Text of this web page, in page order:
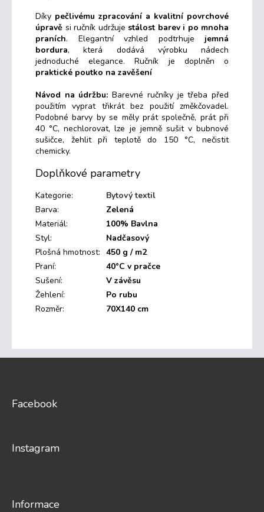
Díky pečlivému zpracování a kvalitní povrchové
úpravě si ručník udržuje stálost barev i po mnoha
praních. Elegantní vzhled podtrhuje jemná
bordura, která dodává výrobku nádech
jednoduché elegance.Ručník je doplněn o
praktické poutko na zavěšení
Návod na údržbu: Barevné ručníky je třeba před
použitím vyprat třikrát bez použití změkčovadel.
Podobné barvy by se měly prát společně, prát při
40 °C, nechlorovat, lze je jemně sušit v bubnové
sušičce, žehlit při teplotě do 150 °C, nečistit
chemicky.
Doplňkové parametry
Kategorie:
Bytový textil
Barva:
Zelená
Materiál:
100% Bavlna
Styl:
Nadčasový
Plošná hmotnost: 450 g / m2
Praní:
40°C v pračce
Sušení:
V závěsu
Žehlení:
Po rubu
Rozměr: 70X140 cm
Z
Facebook
Instagram
Informace